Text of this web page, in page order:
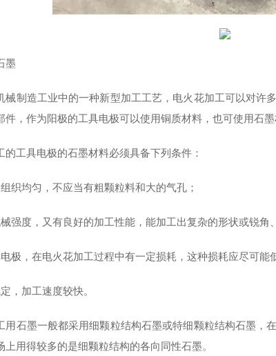
墨
械制造工业中的一种新型加工工艺，电火花加工可以对许
件，作为阳极的工具电极可以使用铜质材料，也可使用石墨
的工具电极的石墨材料必须具备下列条件：
织均匀，不应当有粗颗粒料和大的气孔；
强度，又有良好的加工性能，能加工出复杂的形状或锐角
极，在电火花加工过程中有一定损耗，这种损耗应尽可能
，加工速度较快。
用石墨一般都采用细颗粒结构石墨或特细颗粒结构石墨，
上用得较多的是细颗粒结构的各向同性石墨。